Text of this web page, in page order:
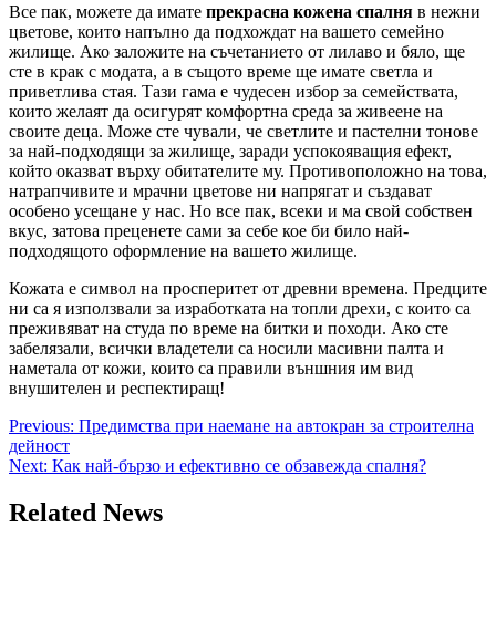
Все пак, можете да имате прекрасна кожена спалня в нежни
цветове, които напълно да подхождат на вашето семейно
жилище. Ако заложите на съчетанието от лилаво и бяло, ще
сте в крак с модата, а в същото време ще имате светла и
приветлива стая. Тази гама е чудесен избор за семействата,
които желаят да осигурят комфортна среда за живеене на
своите деца. Може сте чували, че светлите и пастелни тонове
за най-подходящи за жилище, заради успокояващия ефект,
който оказват върху обитателите му. Противоположно на това,
натрапчивите и мрачни цветове ни напрягат и създават
особено усещане у нас. Но все пак, всеки и ма свой собствен
вкус, затова преценете сами за себе кое би било най-
подходящото оформление на вашето жилище.
Кожата е символ на просперитет от древни времена. Предците
ни са я използвали за изработката на топли дрехи, с които са
преживяват на студа по време на битки и походи. Ако сте
забелязали, всички владетели са носили масивни палта и
наметала от кожи, които са правили външния им вид
внушителен и респектиращ!
Post
navigation
Previous: Предимства при наемане на автокран за строителна
дейност
Next: Как най-бързо и ефективно се обзавежда спалня?
Related News